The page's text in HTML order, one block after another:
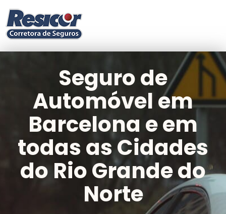
Seguro de
Automóvel em
Barcelona e em
todas as Cidades
do Rio Grande do
Norte​